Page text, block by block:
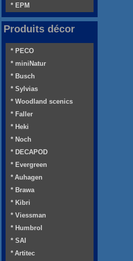
* EPM
Produits décor
* PECO
* miniNatur
* Busch
* Sylvias
* Woodland scenics
* Faller
* Heki
* Noch
* DECAPOD
* Evergreen
* Auhagen
* Brawa
* Kibri
* Viessman
* Humbrol
* SAI
* Artitec